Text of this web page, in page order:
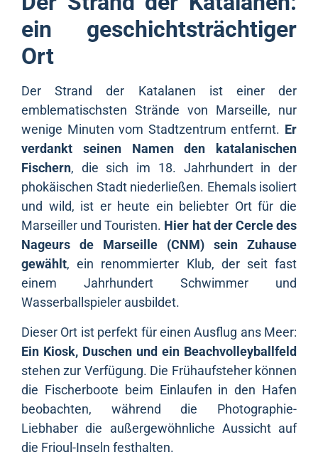
ein geschichtsträchtiger
Ort
Der Strand der Katalanen ist einer der
emblematischsten Strände von Marseille, nur
wenige Minuten vom Stadtzentrum entfernt. Er
verdankt seinen Namen den katalanischen
Fischern, die sich im 18. Jahrhundert in der
phokäischen Stadt niederließen. Ehemals isoliert
und wild, ist er heute ein beliebter Ort für die
Marseiller und Touristen. Hier hat der Cercle des
Nageurs de Marseille (CNM) sein Zuhause
gewählt, ein renommierter Klub, der seit fast
einem Jahrhundert Schwimmer und
Wasserballspieler ausbildet.
Dieser Ort ist perfekt für einen Ausflug ans Meer:
Ein Kiosk, Duschen und ein Beachvolleyballfeld
stehen zur Verfügung. Die Frühaufsteher können
die Fischerboote beim Einlaufen in den Hafen
beobachten, während die Photographie-
Liebhaber die außergewöhnliche Aussicht auf
die Frioul-Inseln festhalten.